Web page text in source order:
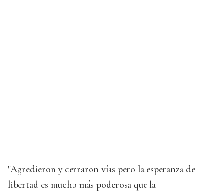
"Agredieron y cerraron vías pero la esperanza de
libertad es mucho más poderosa que la